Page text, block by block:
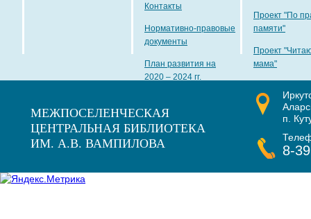
Контакты
Нормативно-правовые
документы
План развития на
2020 – 2024 гг.
Проект "По
памяти"
Проект
мама"
МЕЖПОСЕЛЕНЧЕСКАЯ
ЦЕНТРАЛЬНАЯ БИБЛИОТЕКА
ИМ. А.В. ВАМПИЛОВА
п.
8-